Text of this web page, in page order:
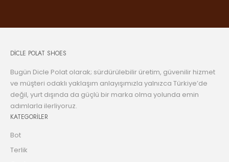
DİCLE POLAT SHOES
Bugün Dicle Polat olarak; sürdürülebilir üretim, güvenilir hizmet
ve müşteri odaklı yaklaşım anlayışımızla yalnızca Türkiye’de
değil, yurt dışında da güçlü bir marka olma yolunda emin
adımlarla ilerliyoruz.
KATEGORİLER
Bot
Terlik